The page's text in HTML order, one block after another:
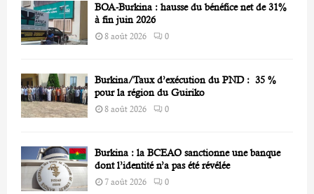
BOA-Burkina : hausse du bénéfice net de 31%
à fin juin 2026
8 août 2026 0
Burkina/Taux d’exécution du PND : 35 %
pour la région du Guiriko
8 août 2026 0
Burkina : la BCEAO sanctionne une banque
dont l’identité n’a pas été révélée
7 août 2026 0